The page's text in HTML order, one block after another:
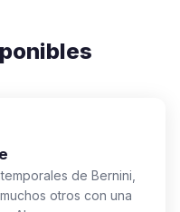
de Bernini,
otros con una